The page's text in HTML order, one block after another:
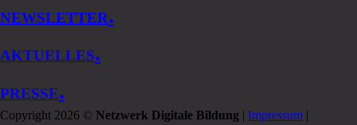
NEWSLETTER.
AKTUELLES.
PRESSE.
Copyright 2026 © Netzwerk Digitale Bildung | Impressum |